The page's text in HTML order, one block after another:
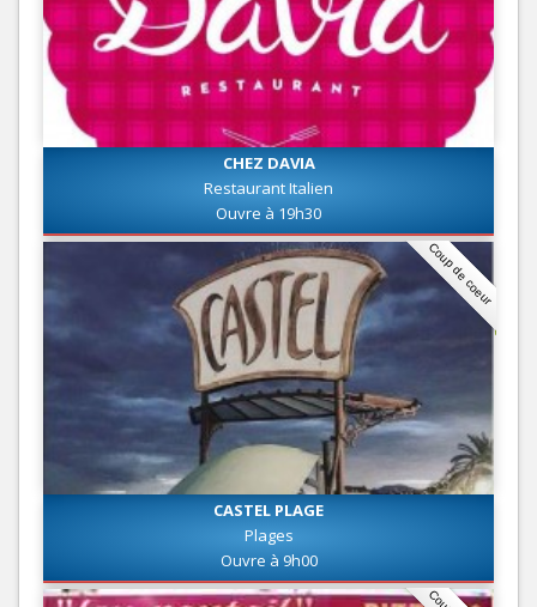
CHEZ DAVIA
Restaurant Italien
Ouvre à 19h30
Coup de coeur
CASTEL PLAGE
Plages
Ouvre à 9h00